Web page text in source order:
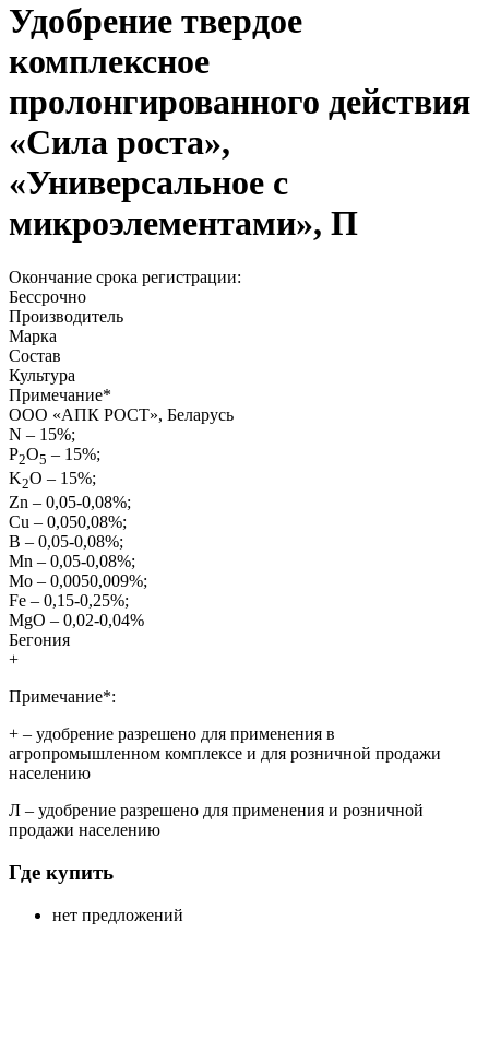
Удобрение твердое
комплексное
пролонгированного действия
«Сила роста»,
«Универсальное с
микроэлементами», П
Окончание срока регистрации:
Бессрочно
Производитель
Марка
Состав
Культура
Примечание*
ООО «АПК РОСТ», Беларусь
N – 15%;
P2O5 – 15%;
K2O – 15%;
Zn – 0,05-0,08%;
Cu – 0,050,08%;
B – 0,05-0,08%;
Mn – 0,05-0,08%;
Мо – 0,0050,009%;
Fe – 0,15-0,25%;
MgO – 0,02-0,04%
Бегония
+
Примечание*:
+ – удобрение разрешено для применения в
агропромышленном комплексе и для розничной продажи
населению
Л – удобрение разрешено для применения и розничной
продажи населению
Где купить
нет предложений